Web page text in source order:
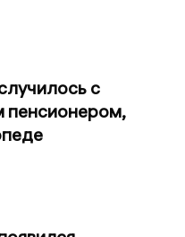
с
пенсионером,